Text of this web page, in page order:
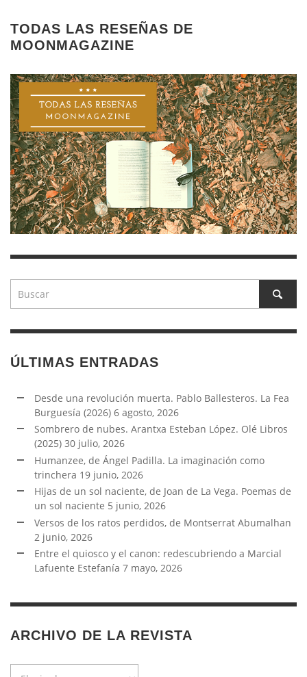
TODAS LAS RESEÑAS DE
MOONMAGAZINE
ÚLTIMAS ENTRADAS
Desde una revolución muerta. Pablo Ballesteros. La Fea
Burguesía (2026) 6 agosto, 2026
Sombrero de nubes. Arantxa Esteban López. Olé Libros
(2025) 30 julio, 2026
Humanzee, de Ángel Padilla. La imaginación como
trinchera 19 junio, 2026
Hijas de un sol naciente, de Joan de La Vega. Poemas de
un sol naciente 5 junio, 2026
Versos de los ratos perdidos, de Montserrat Abumalhan
2 junio, 2026
Entre el quiosco y el canon: redescubriendo a Marcial
Lafuente Estefanía 7 mayo, 2026
ARCHIVO DE LA REVISTA